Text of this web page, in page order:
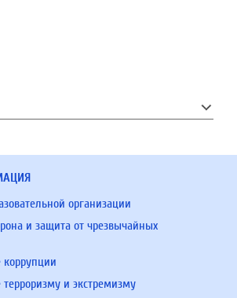
организации
и защита от чрезвычайных
коррупции
терроризму и экстремизму